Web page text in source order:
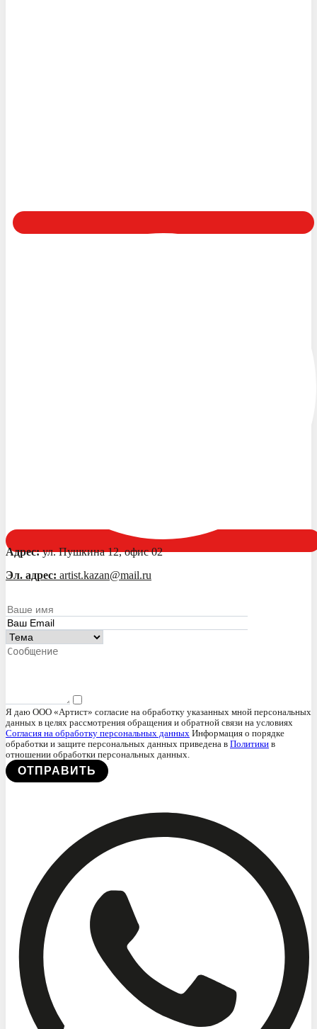
Адрес:ул. Пушкина 12, офис 02
Эл. адрес: artist.kazan@mail.ru
Я даю ООО «Артист» согласие на обработку указанных мной персональных
данных в целях рассмотрения обращения и обратной связи на условиях
Согласия на обработку персональных данных Информация о порядке
обработки и защите персональных данных приведена в Политики в
отношении обработки персональных данных.